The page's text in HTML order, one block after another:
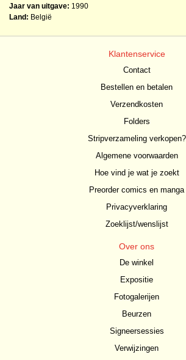
Jaar van uitgave: 1990
Land: België
Klantenservice
Contact
Bestellen en betalen
Verzendkosten
Folders
Stripverzameling verkopen?
Algemene voorwaarden
Hoe vind je wat je zoekt
Preorder comics en manga
Privacyverklaring
Zoeklijst/wenslijst
Over ons
De winkel
Expositie
Fotogalerijen
Beurzen
Signeersessies
Verwijzingen